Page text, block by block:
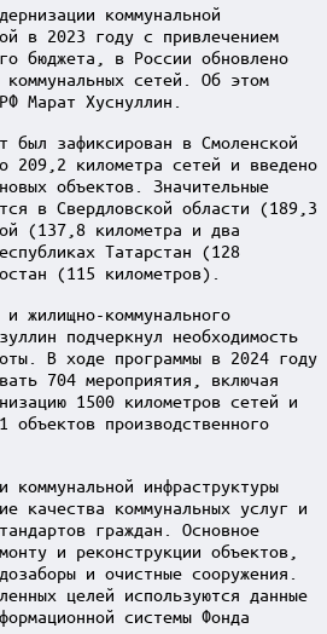
коммунальной
в 2023 году с привлечением
бюджета, в России обновлено
коммунальных сетей. Об этом
Марат Хуснуллин.
был зафиксирован в Смоленской
209,2 километра сетей и введено
объектов. Значительные
в Свердловской области (189,3
(137,8 километра и два
Татарстан (128
(115 километров).
жилищно-коммунального
подчеркнул необходимость
В ходе программы в 2024 году
704 мероприятия, включая
1500 километров сетей и
объектов производственного
коммунальной инфраструктуры
качества коммунальных услуг и
граждан. Основное
и реконструкции объектов,
и очистные сооружения.
целей используются данные
системы Фонда